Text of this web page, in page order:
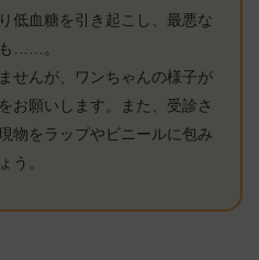
低血糖を引き起こし、最悪な
……。
せんが、ワンちゃんの様子が
お願いします。また、受診さ
物をラップやビニールに包み
う。